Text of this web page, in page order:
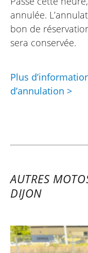
annulée.
bon de
sera conservée.
Plus
d’annulation >
AUTRES
DIJON